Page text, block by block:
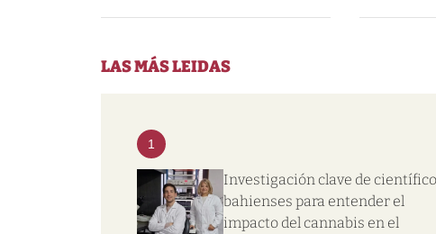
LAS MÁS LEIDAS
1
Investigación clave de
bahienses para entender el
impacto del cannabis en el